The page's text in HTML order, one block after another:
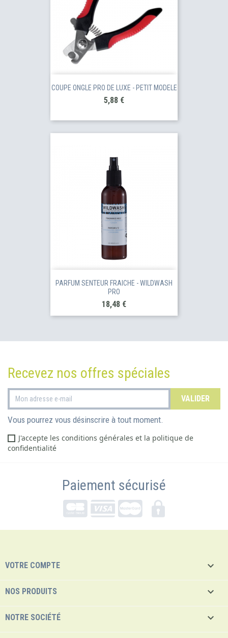
COUPE ONGLE PRO DE LUXE - PETIT MODELE
Prix
5,88 €
PARFUM SENTEUR FRAICHE - WILDWASH
PRO
Prix
18,48 €
Recevez nos offres spéciales
Vous pourrez vous désinscrire à tout moment.
J'accepte les conditions générales et la politique de
confidentialité
Paiement sécurisé
VOTRE COMPTE 
NOS PRODUITS 
NOTRE SOCIÉTÉ 